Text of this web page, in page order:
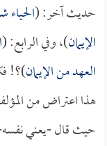
حديث آخر: (الحياء
الإيمان)، وفي الرابع: (
العهد من الإيمان)؟!
هذا اعتراض من
حيث قال -يعني